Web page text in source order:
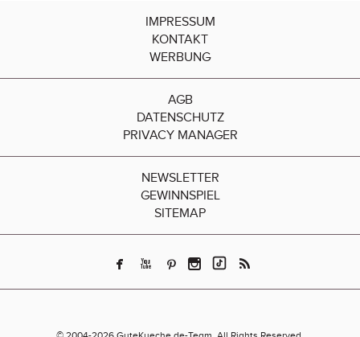
IMPRESSUM
KONTAKT
WERBUNG
AGB
DATENSCHUTZ
PRIVACY MANAGER
NEWSLETTER
GEWINNSPIEL
SITEMAP